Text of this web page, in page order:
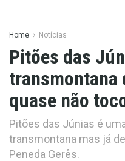
Home Notícias
Pitões das
transmontana
quase não
Pitões das Júnias é
transmontana mas já
Peneda Gerês.